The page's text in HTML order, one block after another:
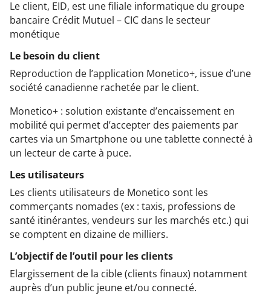
Le client, EID, est une filiale informatique du groupe
bancaire Crédit Mutuel – CIC​ dans le secteur
monétique
Le besoin du client
Reproduction de l’application Monetico+, issue d’une
société canadienne rachetée par le client.​
​Monetico+ : solution existante d’encaissement en
mobilité qui permet d’accepter des paiements par
cartes via un Smartphone ou une tablette connecté à
un lecteur de carte à puce.
Les utilisateurs
Les clients utilisateurs de Monetico sont les
commerçants nomades (ex : taxis, professions de
santé itinérantes, vendeurs sur les marchés etc.) qui
se comptent en dizaine de milliers.
L’objectif de l’outil pour les clients
Elargissement de la cible (clients finaux) notamment
auprès d’un public jeune et/ou connecté.